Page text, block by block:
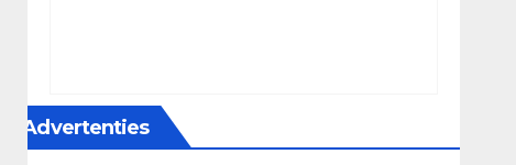
Advertenties